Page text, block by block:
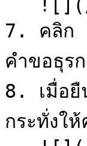
7. คลิก
คำขอธุร
8. เมื่อยื
กระทั่งใ